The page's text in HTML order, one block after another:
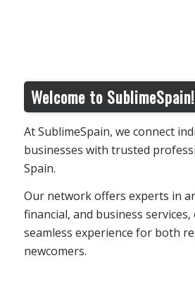
Welcome to SublimeSpain!
At SublimeSpain, we connect
businesses with trusted
Spain.
Our network offers experts in
financial, and business
seamless experience for both
newcomers.